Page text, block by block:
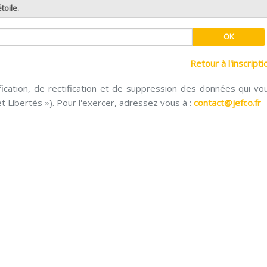
Retour à
de rectification et de suppression des données qui
Libertés »). Pour l'exercer, adressez vous à :contact@jefco.fr